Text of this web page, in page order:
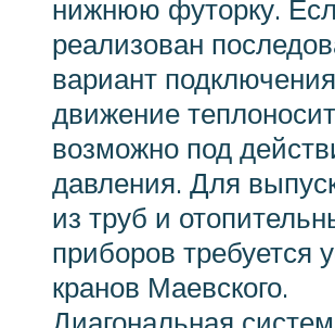
нижнюю футорку.
реализован
вариант
движение
возможно под
давления. Для
из труб и
приборов требуется
кранов Маевского.